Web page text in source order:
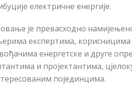
електричне енергије.
је превасходно
експертима, корисницима
енергетске и друге
и пројектантима,
појединцима.